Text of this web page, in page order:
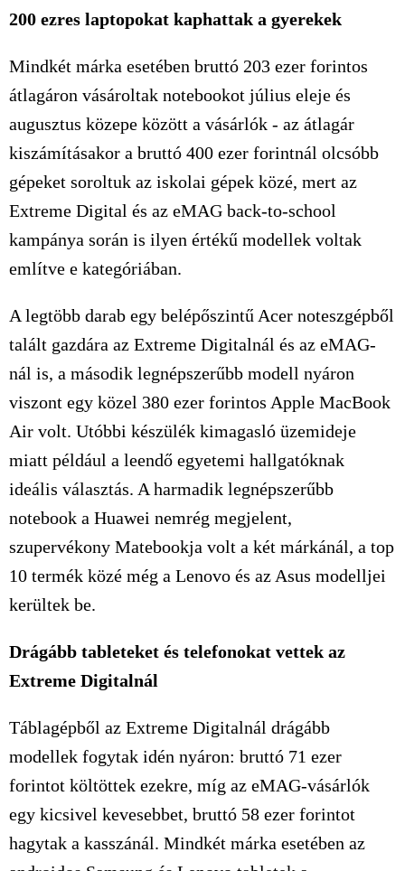
200 ezres laptopokat kaphattak a gyerekek
Mindkét márka esetében bruttó 203 ezer forintos
átlagáron vásároltak notebookot július eleje és
augusztus közepe között a vásárlók - az átlagár
kiszámításakor a bruttó 400 ezer forintnál olcsóbb
gépeket soroltuk az iskolai gépek közé, mert az
Extreme Digital és az eMAG back-to-school
kampánya során is ilyen értékű modellek voltak
említve e kategóriában.
A legtöbb darab egy belépőszintű Acer noteszgépből
talált gazdára az Extreme Digitalnál és az eMAG-
nál is, a második legnépszerűbb modell nyáron
viszont egy közel 380 ezer forintos Apple MacBook
Air volt. Utóbbi készülék kimagasló üzemideje
miatt például a leendő egyetemi hallgatóknak
ideális választás. A harmadik legnépszerűbb
notebook a Huawei nemrég megjelent,
szupervékony Matebookja volt a két márkánál, a top
10 termék közé még a Lenovo és az Asus modelljei
kerültek be.
Drágább tableteket és telefonokat vettek az
Extreme Digitalnál
Táblagépből az Extreme Digitalnál drágább
modellek fogytak idén nyáron: bruttó 71 ezer
forintot költöttek ezekre, míg az eMAG-vásárlók
egy kicsivel kevesebbet, bruttó 58 ezer forintot
hagytak a kasszánál. Mindkét márka esetében az